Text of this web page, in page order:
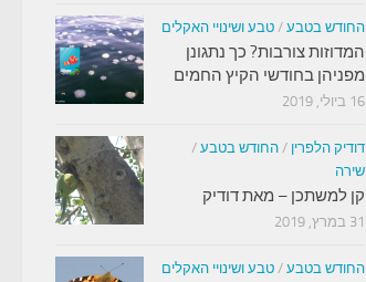
החודש בטבע / טבע ושינויי האקלים
המדוזות צורבות? כך נתגונן
מפניהן בחודשי הקיץ החמים
16 ביולי, 2019
דודיק הלפרין / החודש בטבע /
שירה
קן למשתכן – מאת דודיק
31 במרץ, 2019
החודש בטבע / טבע ושינויי האקלים